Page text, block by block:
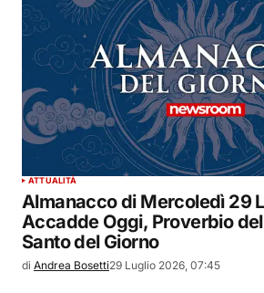
ATTUALITÀ
Almanacco di Mercoledì 29
Accadde Oggi, Proverbio
Santo del Giorno
di Andrea Bosetti29 Luglio 2026, 07:45